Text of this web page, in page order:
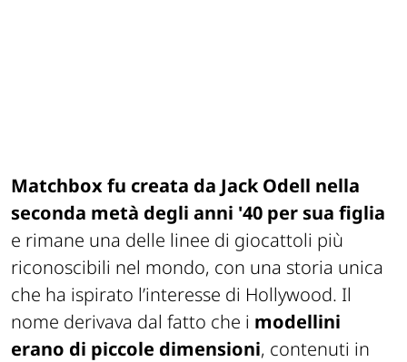
Matchbox fu creata da Jack Odell nella
seconda metà degli anni '40 per sua figlia
e rimane una delle linee di giocattoli più
riconoscibili nel mondo, con una storia unica
che ha ispirato l’interesse di Hollywood. Il
nome derivava dal fatto che i modellini
erano di piccole dimensioni, contenuti in